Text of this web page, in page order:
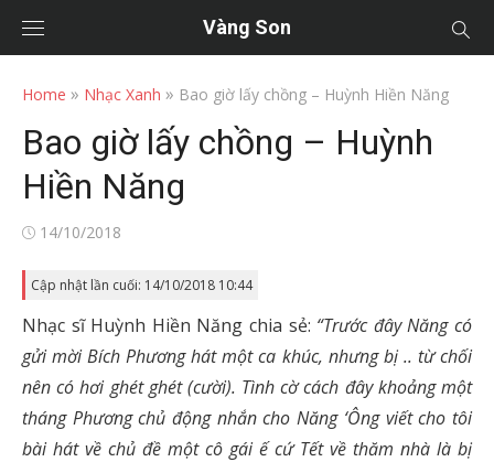
Vàng Son
Home » Nhạc Xanh » Bao giờ lấy chồng – Huỳnh Hiền Năng
Bao giờ lấy chồng – Huỳnh
Hiền Năng
Posted
14/10/2018
Cập nhật lần cuối: 14/10/2018 10:44
Nhạc sĩ Huỳnh Hiền Năng chia sẻ: “Trước đây Năng có
gửi mời Bích Phương hát một ca khúc, nhưng bị .. từ chối
nên có hơi ghét ghét (cười). Tình cờ cách đây khoảng một
tháng Phương chủ động nhắn cho Năng ‘Ông viết cho tôi
bài hát về chủ đề một cô gái ế cứ Tết về thăm nhà là bị